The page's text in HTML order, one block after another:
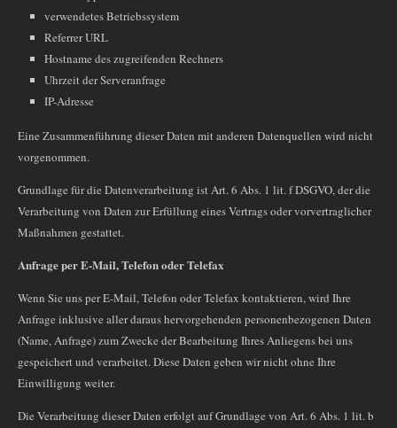
verwendetes Betriebssystem
Referrer URL
Hostname des zugreifenden Rechners
Uhrzeit der Serveranfrage
IP-Adresse
Eine Zusammenführung dieser Daten mit anderen Datenquellen wird nicht
vorgenommen.
Grundlage für die Datenverarbeitung ist Art. 6 Abs. 1 lit. f DSGVO, der die
Verarbeitung von Daten zur Erfüllung eines Vertrags oder vorvertraglicher
Maßnahmen gestattet.
Anfrage per E-Mail, Telefon oder Telefax
Wenn Sie uns per E-Mail, Telefon oder Telefax kontaktieren, wird Ihre
Anfrage inklusive aller daraus hervorgehenden personenbezogenen Daten
(Name, Anfrage) zum Zwecke der Bearbeitung Ihres Anliegens bei uns
gespeichert und verarbeitet. Diese Daten geben wir nicht ohne Ihre
Einwilligung weiter.
Die Verarbeitung dieser Daten erfolgt auf Grundlage von Art. 6 Abs. 1 lit. b